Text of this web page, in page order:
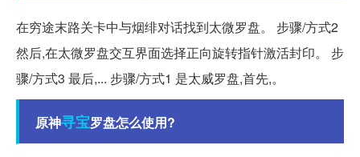
在穷途末路关卡中与烟绯对话找到太微罗盘。 步骤/方式2
然后,在太微罗盘交互界面选择正向旋转指针激活封印。 步
骤/方式3 最后,... 步骤/方式1 是太威罗盘,首先,。
原神寻宝罗盘怎么使用?